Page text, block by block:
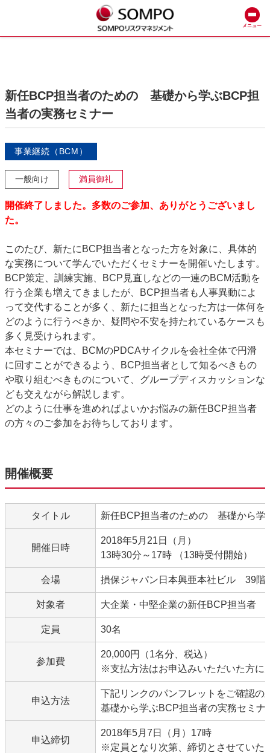
メニュー
新任BCP担当者のための 基礎から学ぶBCP担
当者の実務セミナー
事業継続（BCM）
一般向け 満員御礼
開催終了しました。多数のご参加、ありがとうございまし
た。
このたび、新たにBCP担当者となった方を対象に、具体的
な実務について学んでいただくセミナーを開催いたします。
BCP策定、訓練実施、BCP見直しなどの一連のBCM活動を
行う企業も増えてきましたが、BCP担当者も人事異動によ
って交代することが多く、新たに担当となった方は一体何を
どのように行うべきか、疑問や不安を持たれているケースも
多く見受けられます。
本セミナーでは、BCMのPDCAサイクルを会社全体で円滑
に回すことができるよう、BCP担当者として知るべきもの
や取り組むべきものについて、グループディスカッションな
ども交えながら解説します。
どのように仕事を進めればよいかお悩みの新任BCP担当者
の方々のご参加をお待ちしております。
開催概要
タイトル 新任BCP担当者のための 基礎から学
開催日時
2018年5月21日（月）
13時30分～17時 （13時受付開始）
会場 損保ジャパン日本興亜本社ビル 39階
対象者 大企業・中堅企業の新任BCP担当者
定員 30名
参加費
20,000円（1名分、税込）
※支払方法はお申込みいただいた方に
申込方法
下記リンクのパンフレットをご確認
基礎から学ぶBCP担当者の実務セミ
申込締切
2018年5月7日（月）17時
※定員となり次第、締切とさせていた